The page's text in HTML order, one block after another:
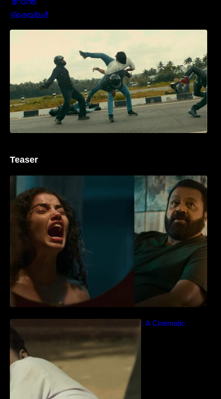
Teaser
‘ജെഎസ്‌കെ’ ടീസർ പുറത്ത്; വക്കീൽ
വേഷത്തിൽ നിറഞ്ഞാടി സുരേഷ് ഗോപി..
Idiyan Chandhu – Teaser: A Cinematic